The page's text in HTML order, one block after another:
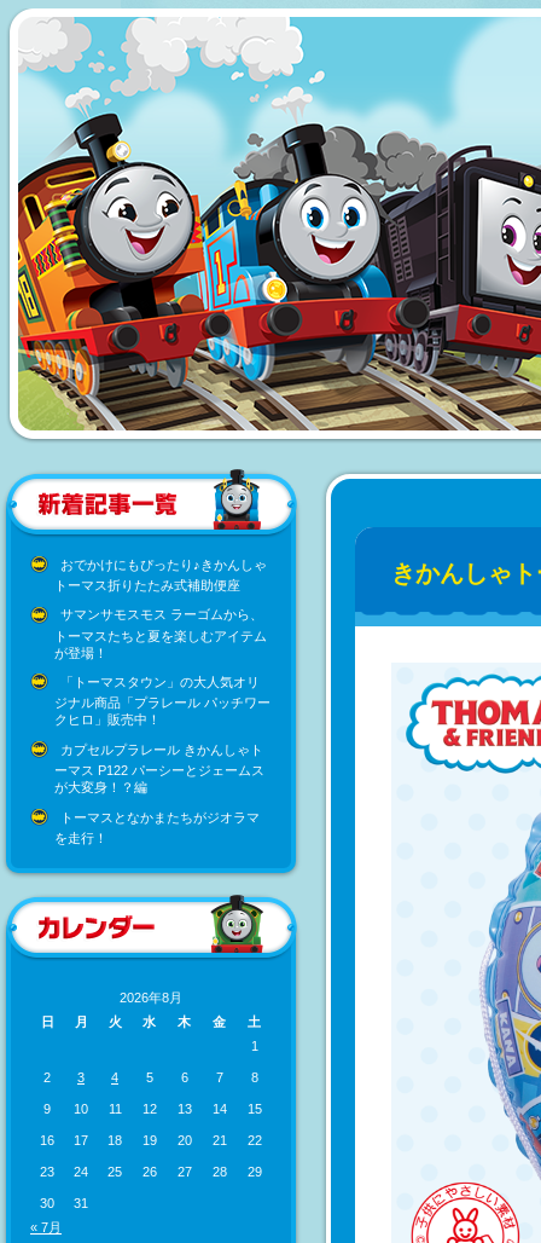
おでかけにもぴったり♪きかんしゃ
トーマス折りたたみ式補助便座
サマンサモスモス ラーゴムから、
トーマスたちと夏を楽しむアイテム
が登場！
「トーマスタウン」の大人気オリ
ジナル商品「プラレール パッチワー
クヒロ」販売中！
カプセルプラレール きかんしゃト
ーマス P122 パーシーとジェームス
が大変身！？編
トーマスとなかまたちがジオラマ
を走行！
2026年8月
日
月 火 水 木 金
土
1
2 3 4 5 6 7 8
9 10 11 12 13 14 15
16 17 18 19 20 21 22
23 24 25 26 27 28 29
30
31
« 7月
きかんしゃ